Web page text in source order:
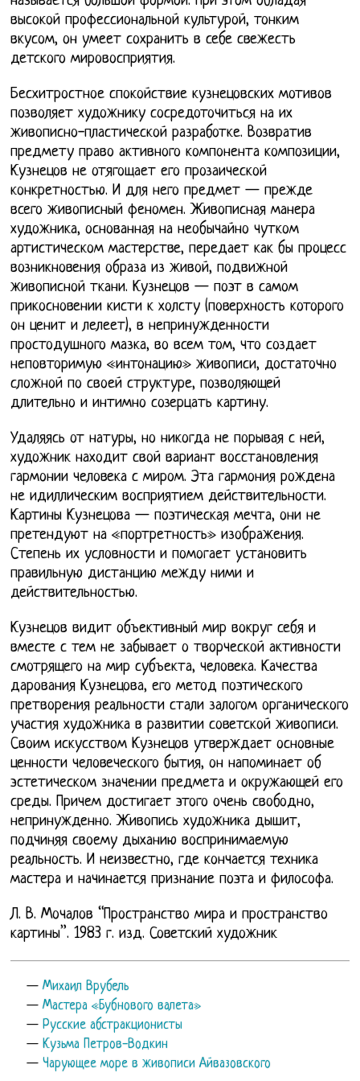
высокой профессиональной культурой, тонким
вкусом, он умеет сохранить в себе свежесть
детского мировосприятия.
Бесхитростное спокойствие кузнецовских мотивов
позволяет художнику сосредоточиться на их
живописно-пластической разработке. Возвратив
предмету право активного компонента композиции,
Кузнецов не отягощает его прозаической
конкретностью. И для него предмет — прежде
всего живописный феномен. Живописная манера
художника, основанная на необычайно чутком
артистическом мастерстве, передает как бы процесс
возникновения образа из живой, подвижной
живописной ткани. Кузнецов — поэт в самом
прикосновении кисти к холсту (поверхность которого
он ценит и лелеет), в непринужденности
простодушного мазка, во всем том, что создает
неповторимую «интонацию» живописи, достаточно
сложной по своей структуре, позволяющей
длительно и интимно созерцать картину.
Удаляясь от натуры, но никогда не порывая с ней,
художник находит свой вариант восстановления
гармонии человека с миром. Эта гармония рождена
не идиллическим восприятием действительности.
Картины Кузнецова — поэтическая мечта, они не
претендуют на «портретность» изображения.
Степень их условности и помогает установить
правильную дистанцию между ними и
действительностью.
Кузнецов видит объективный мир вокруг себя и
вместе с тем не забывает о творческой активности
смотрящего на мир субъекта, человека. Качества
дарования Кузнецова, его метод поэтического
претворения реальности стали залогом органического
участия художника в развитии советской живописи.
Своим искусством Кузнецов утверждает основные
ценности человеческого бытия, он напоминает об
эстетическом значении предмета и окружающей его
среды. Причем достигает этого очень свободно,
непринужденно. Живопись художника дышит,
подчиняя своему дыханию воспринимаемую
реальность. И неизвестно, где кончается техника
мастера и начинается признание поэта и философа.
Л. В. Мочалов “Пространство мира и пространство
картины”. 1983 г. изд. Советский художник
—Михаил Врубель
—Мастера «Бубнового валета»
—Русские абстракционисты
—Кузьма Петров-Водкин
—Чарующее море в живописи Айвазовского